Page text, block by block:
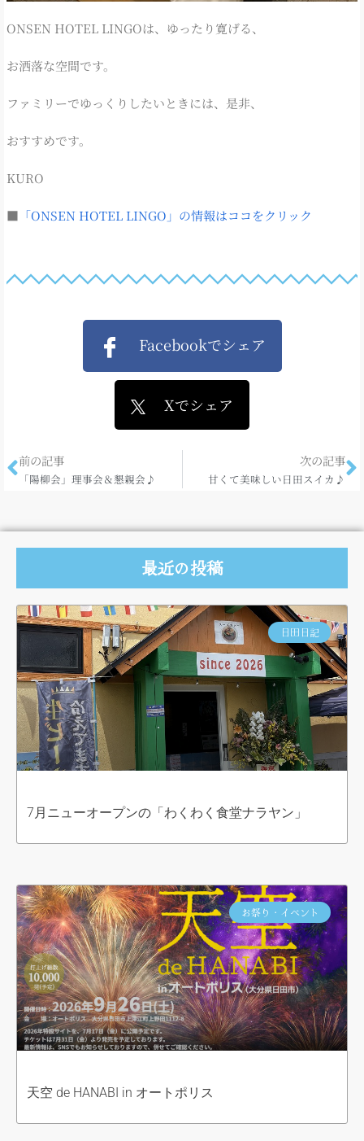
ONSEN HOTEL LINGOは、ゆったり寛げる、
お洒落な空間です。
ファミリーでゆっくりしたいときには、是非、
おすすめです。
KURO
■ 「ONSEN HOTEL LINGO」の情報はココをクリック
Facebookでシェア
Xでシェア
前の記事
「陽柳会」理事会＆懇親会♪
次の記事
甘くて美味しい日田スイカ♪
最近の投稿
日田日記
7月ニューオープンの「わくわく食堂ナラヤン」
お祭り・イベント
天空 de HANABI in オートポリス